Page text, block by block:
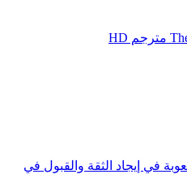
في إيجاد الثقة والقبول في